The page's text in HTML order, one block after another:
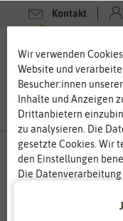
Kontakt
Botanische
Filter
Wir verwenden
Website und
Besucher:innen
Inhalte und Anzeigen
Drittanbietern
zu analysieren. Die
gesetzte Cookies. Wir
den Einstellungen
Die
eines berechtigten
erteilt oder abgelehnt